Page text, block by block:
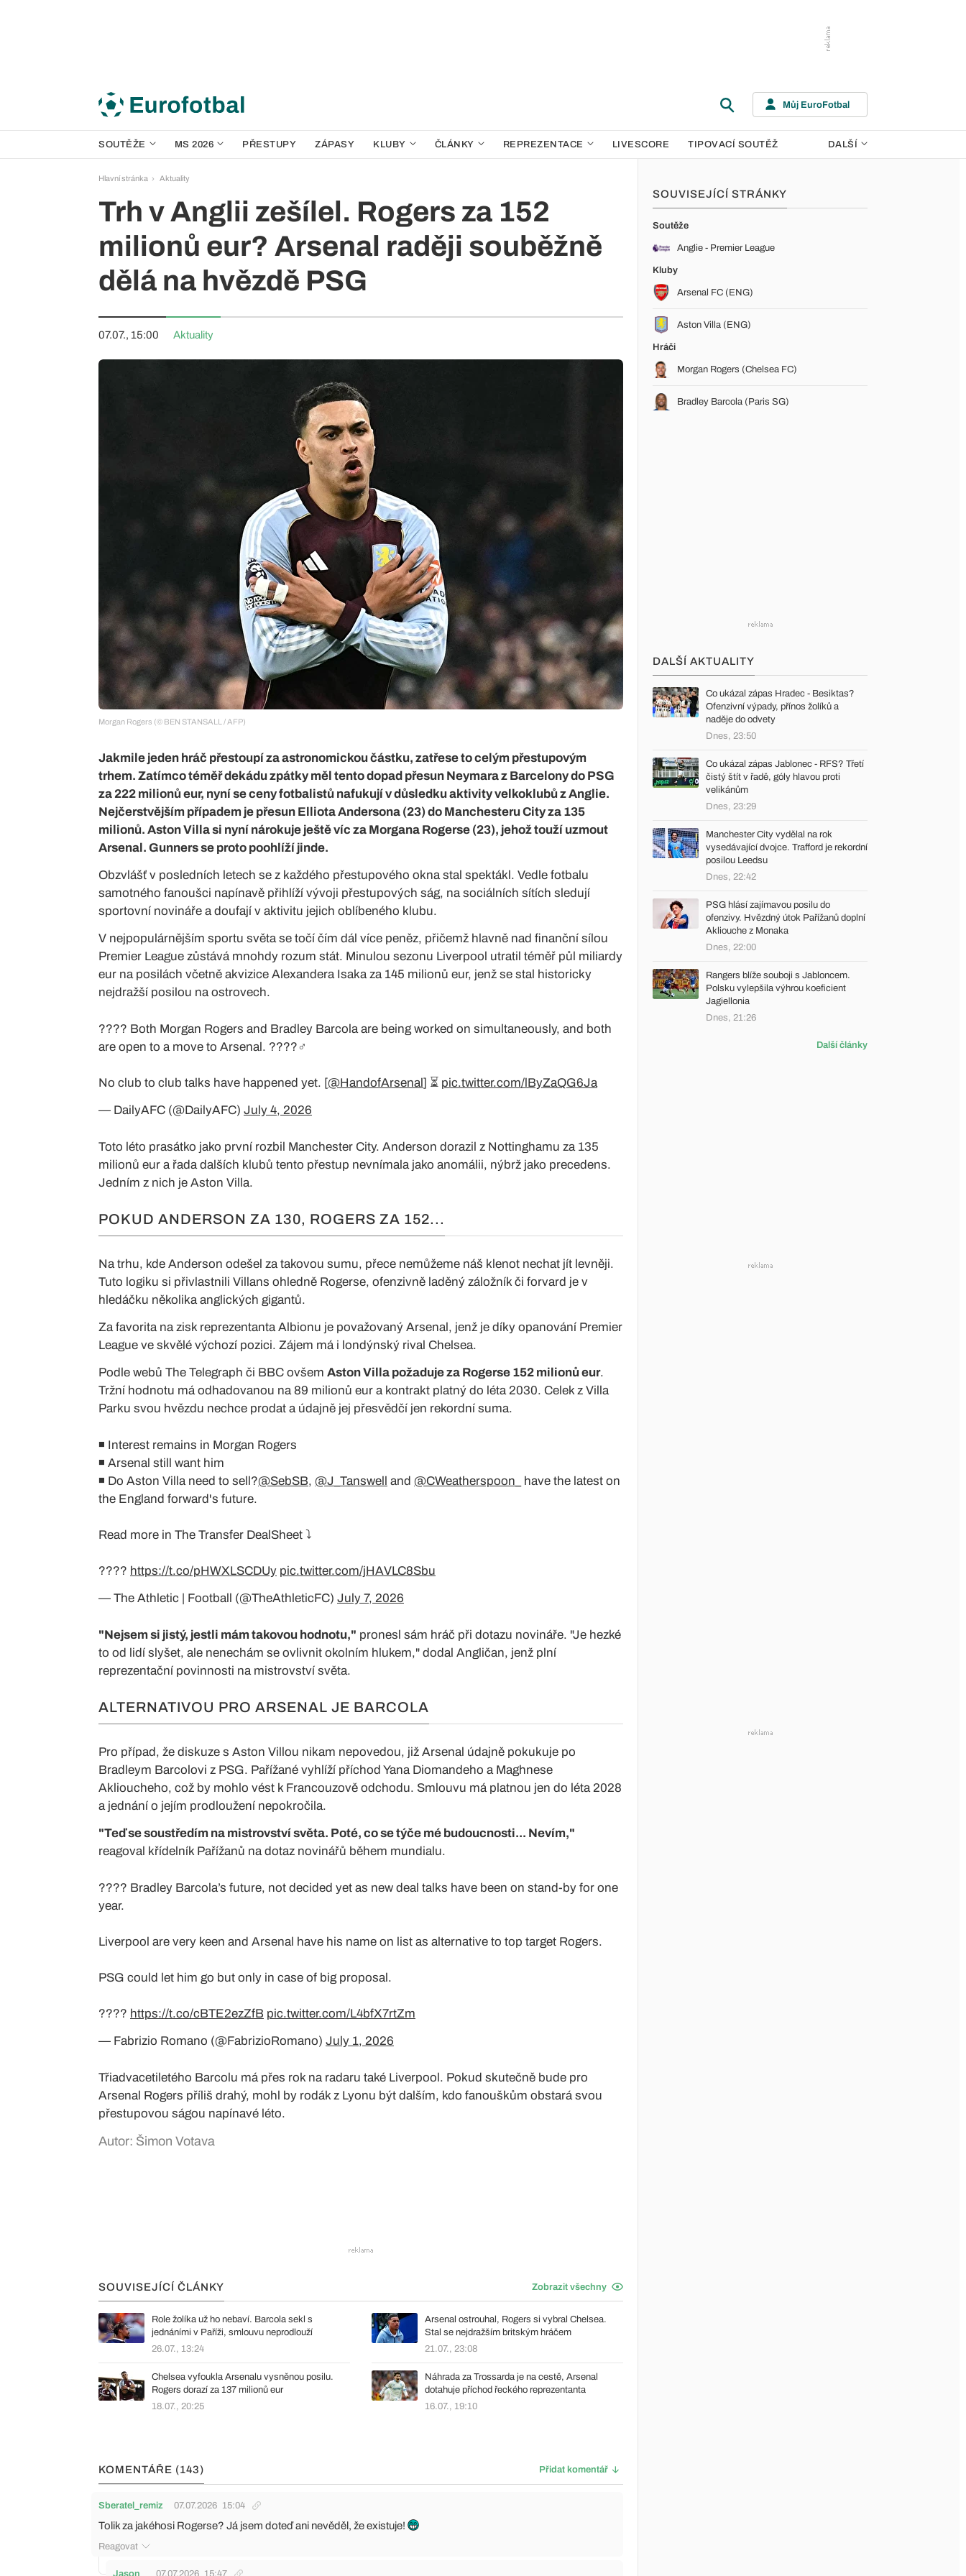
Můj EuroFotbal
SOUTĚŽE MS 2026 PŘESTUPY ZÁPASY KLUBY ČLÁNKY REPREZENTACE LIVESCORE TIPOVACÍ SOUTĚŽ DALŠÍ
Hlavní stránka Aktuality
Trh v Anglii zešílel. Rogers za 152
milionů eur? Arsenal raději souběžně
dělá na hvězdě PSG
07.07., 15:00 Aktuality
Morgan Rogers (© BEN STANSALL / AFP)
Jakmile jeden hráč přestoupí za astronomickou částku, zatřese to celým přestupovým
trhem. Zatímco téměř dekádu zpátky měl tento dopad přesun Neymara z Barcelony do PSG
za 222 milionů eur, nyní se ceny fotbalistů nafukují v důsledku aktivity velkoklubů z Anglie.
Nejčerstvějším případem je přesun Elliota Andersona (23) do Manchesteru City za 135
milionů. Aston Villa si nyní nárokuje ještě víc za Morgana Rogerse (23), jehož touží uzmout
Arsenal. Gunners se proto poohlíží jinde.
Obzvlášť v posledních letech se z každého přestupového okna stal spektákl. Vedle fotbalu
samotného fanoušci napínavě přihlíží vývoji přestupových ság, na sociálních sítích sledují
sportovní novináře a doufají v aktivitu jejich oblíbeného klubu.
V nejpopulárnějším sportu světa se točí čím dál více peněz, přičemž hlavně nad finanční sílou
Premier League zůstává mnohdy rozum stát. Minulou sezonu Liverpool utratil téměř půl miliardy
eur na posilách včetně akvizice Alexandera Isaka za 145 milionů eur, jenž se stal historicky
nejdražší posilou na ostrovech.
???? Both Morgan Rogers and Bradley Barcola are being worked on simultaneously, and both
are open to a move to Arsenal. ????️‍♂️
No club to club talks have happened yet. [@HandofArsenal] ⏳ pic.twitter.com/lByZaQG6Ja
— DailyAFC (@DailyAFC) July 4, 2026
Toto léto prasátko jako první rozbil Manchester City. Anderson dorazil z Nottinghamu za 135
milionů eur a řada dalších klubů tento přestup nevnímala jako anomálii, nýbrž jako precedens.
Jedním z nich je Aston Villa.
POKUD ANDERSON ZA 130, ROGERS ZA 152...
Na trhu, kde Anderson odešel za takovou sumu, přece nemůžeme náš klenot nechat jít levněji.
Tuto logiku si přivlastnili Villans ohledně Rogerse, ofenzivně laděný záložník či forvard je v
hledáčku několika anglických gigantů.
Za favorita na zisk reprezentanta Albionu je považovaný Arsenal, jenž je díky opanování Premier
League ve skvělé výchozí pozici. Zájem má i londýnský rival Chelsea.
Podle webů The Telegraph či BBC ovšem Aston Villa požaduje za Rogerse 152 milionů eur.
Tržní hodnotu má odhadovanou na 89 milionů eur a kontrakt platný do léta 2030. Celek z Villa
Parku svou hvězdu nechce prodat a údajně jej přesvědčí jen rekordní suma.
◾️ Interest remains in Morgan Rogers
◾️ Arsenal still want him
◾️ Do Aston Villa need to sell?@SebSB, @J_Tanswell and @CWeatherspoon_
have the latest on
the England forward's future.
Read more in The Transfer DealSheet ⤵️
???? https://t.co/pHWXLSCDUy pic.twitter.com/jHAVLC8Sbu
— The Athletic | Football (@TheAthleticFC) July 7, 2026
"Nejsem si jistý, jestli mám takovou hodnotu," pronesl sám hráč při dotazu novináře. "Je hezké
to od lidí slyšet, ale nenechám se ovlivnit okolním hlukem," dodal Angličan, jenž plní
reprezentační povinnosti na mistrovství světa.
ALTERNATIVOU PRO ARSENAL JE BARCOLA
Pro případ, že diskuze s Aston Villou nikam nepovedou, již Arsenal údajně pokukuje po
Bradleym Barcolovi z PSG. Pařížané vyhlíží příchod Yana Diomandeho a Maghnese
Aklioucheho, což by mohlo vést k Francouzově odchodu. Smlouvu má platnou jen do léta 2028
a jednání o jejím prodloužení nepokročila.
"Teď se soustředím na mistrovství světa. Poté, co se týče mé budoucnosti... Nevím,"
reagoval křídelník Pařížanů na dotaz novinářů během mundialu.
???? Bradley Barcola’s future, not decided yet as new deal talks have been on stand-by for one
year.
Liverpool are very keen and Arsenal have his name on list as alternative to top target Rogers.
PSG could let him go but only in case of big proposal.
???? https://t.co/cBTE2ezZfB pic.twitter.com/L4bfX7rtZm
— Fabrizio Romano (@FabrizioRomano) July 1, 2026
Třiadvacetiletého Barcolu má přes rok na radaru také Liverpool. Pokud skutečně bude pro
Arsenal Rogers příliš drahý, mohl by rodák z Lyonu být dalším, kdo fanouškům obstará svou
přestupovou ságou napínavé léto.
Autor: Šimon Votava
SOUVISEJÍCÍ ČLÁNKY Zobrazit všechny
Role žolíka už ho nebaví. Barcola sekl s
jednáními v Paříži, smlouvu neprodlouží
26.07., 13:24
Arsenal ostrouhal, Rogers si vybral Chelsea.
Stal se nejdražším britským hráčem
21.07., 23:08
Chelsea vyfoukla Arsenalu vysněnou posilu.
Rogers dorazí za 137 milionů eur
18.07., 20:25
Náhrada za Trossarda je na cestě, Arsenal
dotahuje příchod řeckého reprezentanta
16.07., 19:10
KOMENTÁŘE (143) Přidat komentář
Sberatel_remiz 07.07.2026 15:04
Tolik za jakéhosi Rogerse? Já jsem doteď ani nevěděl, že existuje!
Reagovat
Jason_ 07.07.2026 15:47
SOUVISEJÍCÍ STRÁNKY
Soutěže
Anglie - Premier League
Kluby
Arsenal FC (ENG)
Aston Villa (ENG)
Hráči
Morgan Rogers (Chelsea FC)
Bradley Barcola (Paris SG)
DALŠÍ AKTUALITY
Co ukázal zápas Hradec - Besiktas?
Ofenzivní výpady, přínos žolíků a
naděje do odvety
Dnes, 23:50
Co ukázal zápas Jablonec - RFS? Třetí
čistý štít v řadě, góly hlavou proti
velikánům
Dnes, 23:29
Manchester City vydělal na rok
vysedávající dvojce. Trafford je rekordní
posilou Leedsu
Dnes, 22:42
PSG hlásí zajímavou posilu do
ofenzivy. Hvězdný útok Pařížanů doplní
Akliouche z Monaka
Dnes, 22:00
Rangers blíže souboji s Jabloncem.
Polsku vylepšila výhrou koeficient
Jagiellonia
Dnes, 21:26
Další články